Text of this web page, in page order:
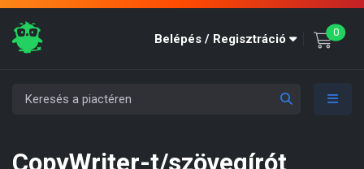
Belépés / Regisztráció 0
CopyWriter-t/szövegírót